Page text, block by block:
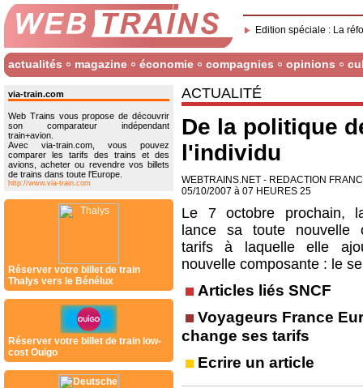
Edition spéciale : La
actualités magazine économie compagnies opinions
via-train.com
Web Trains vous propose de découvrir
son comparateur indépendant
train+avion.
Avec via-train.com, vous pouvez
comparer les tarifs des trains et des
avions, acheter ou revendre vos billets
de trains dans toute l'Europe.
http://www.via-train.com
Réserver votre billet de train
Thalys vers le Bénélux
Réserver votre billet de train low-
cost Ouigo
ACTUALITÉ
De la politique
l'individu
WEBTRAINS.NET - REDACTION
05/10/2007 à 07 HEURES 25
Le 7 octobre prochain,
lance sa toute nouvelle
tarifs à laquelle elle
nouvelle composante : le
Articles liés SNCF
Voyageurs France
change ses tarifs
Ecrire un article